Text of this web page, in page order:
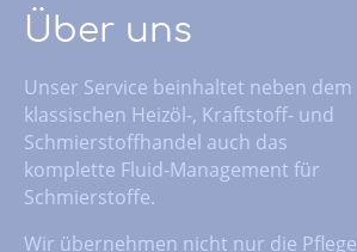
Über uns
Unser Service beinhaltet neben dem
klassischen Heizöl-, Kraftstoff- und
Schmierstoffhandel auch das
komplette Fluid-Management für
Schmierstoffe.
Wir übernehmen nicht nur die Pflege